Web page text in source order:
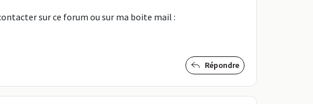
sur ce forum ou sur ma boite mail :
Répondre